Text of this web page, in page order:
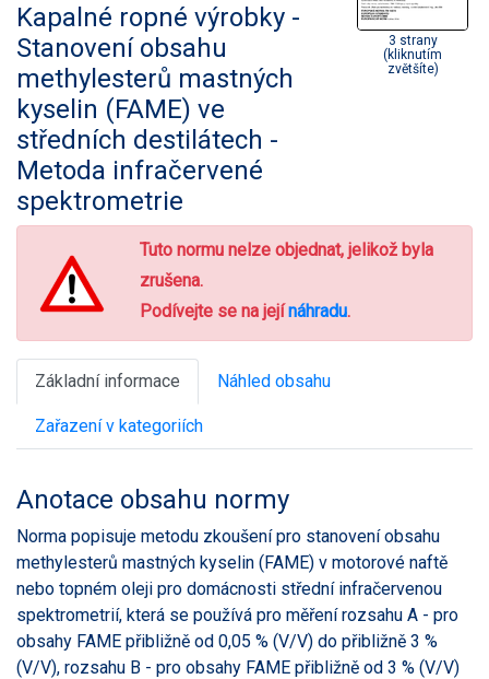
Kapalné ropné výrobky -
Stanovení obsahu
methylesterů mastných
kyselin (FAME) ve
středních destilátech -
Metoda infračervené
spektrometrie
3 strany
(kliknutím
zvětšíte)
Tuto normu nelze objednat, jelikož byla
zrušena.
Podívejte se na jejínáhradu.
Základní informace Náhled obsahu
Zařazení v kategoriích
Anotace obsahu normy
Norma popisuje metodu zkoušení pro stanovení obsahu
methylesterů mastných kyselin (FAME) v motorové naftě
nebo topném oleji pro domácnosti střední infračervenou
spektrometrií, která se používá pro měření rozsahu A - pro
obsahy FAME přibližně od 0,05 % (V/V) do přibližně 3 %
(V/V), rozsahu B - pro obsahy FAME přibližně od 3 % (V/V)